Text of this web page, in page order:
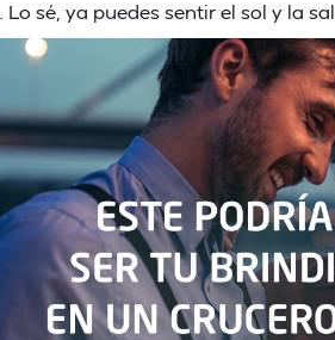
. Lo sé, ya puedes sentir el sol y la sal.